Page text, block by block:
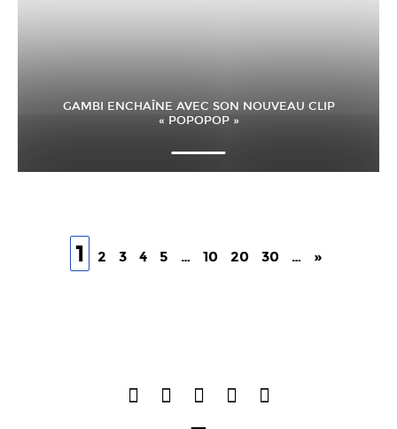
GAMBI ENCHAÎNE AVEC SON NOUVEAU CLIP
« POPOPOP »
1 2 3 4 5 … 10 20 30 … »